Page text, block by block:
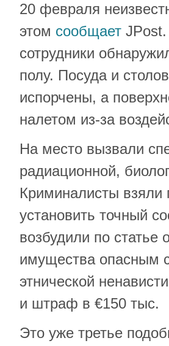
20 февраля
этом сообщает
сотрудники
полу. Посуда и
испорчены, а
налетом из-за
На место вызвали
радиационной,
Криминалисты
установить точный
возбудили по
имущества опасным
этнической
и штраф в €150 тыс.
Это уже третье